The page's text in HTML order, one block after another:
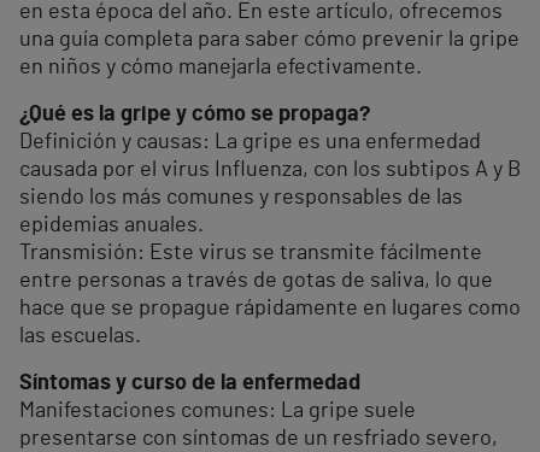
en esta época del año. En este artículo, ofrecemos
una guía completa para saber cómo prevenir la gripe
en niños y cómo manejarla efectivamente.
¿Qué es la gripe y cómo se propaga?
Definición y causas: La gripe es una enfermedad
causada por el virus Influenza, con los subtipos A y B
siendo los más comunes y responsables de las
epidemias anuales.
Transmisión: Este virus se transmite fácilmente
entre personas a través de gotas de saliva, lo que
hace que se propague rápidamente en lugares como
las escuelas.
Síntomas y curso de la enfermedad
Manifestaciones comunes: La gripe suele
presentarse con síntomas de un resfriado severo,